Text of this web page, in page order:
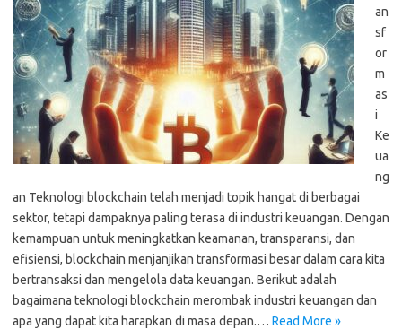
an
sf
or
m
as
i
Ke
ua
ng
an Teknologi blockchain telah menjadi topik hangat di berbagai
sektor, tetapi dampaknya paling terasa di industri keuangan. Dengan
kemampuan untuk meningkatkan keamanan, transparansi, dan
efisiensi, blockchain menjanjikan transformasi besar dalam cara kita
bertransaksi dan mengelola data keuangan. Berikut adalah
bagaimana teknologi blockchain merombak industri keuangan dan
apa yang dapat kita harapkan di masa depan.… Read More »